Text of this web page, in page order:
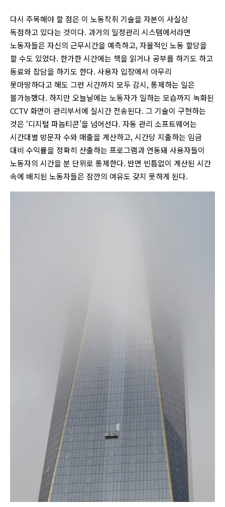
다시 주목해야 할 점은 이 노동착취 기술을 자본이 사실상
독점하고 있다는 것이다. 과거의 일정관리 시스템에서라면
노동자들은 자신의 근무시간을 예측하고, 자율적인 노동 할당을
할 수도 있었다. 한가한 시간에는 책을 읽거나 공부를 하기도 하고
동료와 잡담을 하기도 한다. 사용자 입장에서 아무리
못마땅하다고 해도 그런 시간까지 모두 감시, 통제하는 일은
불가능했다. 하지만 오늘날에는 노동자가 일하는 모습까지 녹화된
CCTV 화면이 관리부서에 실시간 전송된다. 그 기술이 구현하는
것은 ‘디지털 파놉티콘’을 넘어선다. 자동 관리 소프트웨어는
시간대별 방문자 수와 매출을 계산하고, 시간당 지출하는 임금
대비 수익률을 정확히 산출하는 프로그램과 연동돼 사용자들이
노동자의 시간을 분 단위로 통제한다. 반면 빈틈없이 계산된 시간
속에 배치된 노동자들은 잠깐의 여유도 갖지 못하게 된다.